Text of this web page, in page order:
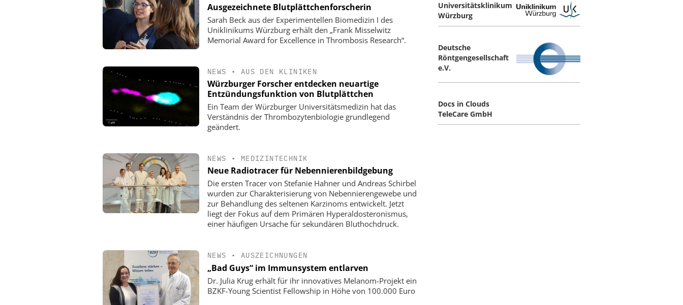
Ausgezeichnete Blutplättchenforscherin
Sarah Beck aus der Experimentellen Biomedizin I des
Uniklinikums Würzburg erhält den „Frank Misselwitz
Memorial Award for Excellence in Thrombosis Research“.
NEWS • AUS DEN KLINIKEN
Würzburger Forscher entdecken neuartige
Entzündungsfunktion von Blutplättchen
Ein Team der Würzburger Universitätsmedizin hat das
Verständnis der Thrombozytenbiologie grundlegend
geändert.
NEWS • MEDIZINTECHNIK
Neue Radiotracer für Nebennierenbildgebung
Die ersten Tracer von Stefanie Hahner und Andreas Schirbel
wurden zur Charakterisierung von Nebennierengewebe und
zur Behandlung des seltenen Karzinoms entwickelt. Jetzt
liegt der Fokus auf dem Primären Hyperaldosteronismus,
einer häufigen Ursache für sekundären Bluthochdruck.
NEWS • AUSZEICHNUNGEN
„Bad Guys“ im Immunsystem entlarven
Dr. Julia Krug erhält für ihr innovatives Melanom-Projekt ein
BZKF-Young Scientist Fellowship in Höhe von 100.000 Euro
Universitätsklinikum
Würzburg
Deutsche
Röntgengesellschaft
e.V.
Docs in Clouds
TeleCare GmbH